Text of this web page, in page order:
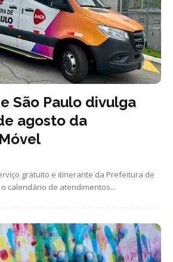
São Paulo divulga
agosto da
gratuito e itinerante da Prefeitura de
calendário de atendimentos...